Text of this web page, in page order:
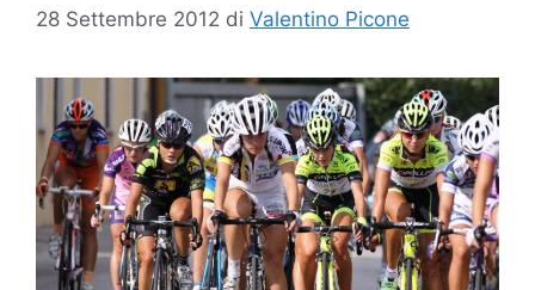
28 Settembre 2012 di Valentino Picone